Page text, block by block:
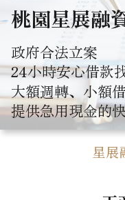
桃園星展融
政府合法立案
24小時安心借款
大額週轉、小額
提供急用現金的
星展融